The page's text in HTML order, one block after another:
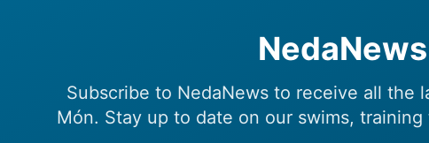
Subscribe to NedaNews to receive all the
Món. Stay up to date on our swims,